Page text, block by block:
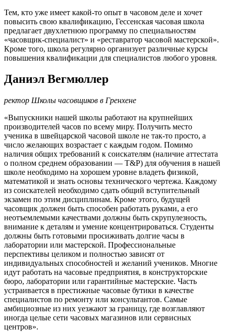
Тем, кто уже имеет какой-то опыт в часовом деле и хочет
повысить свою квалификацию, Гессенская часовая школа
предлагает двухлетнюю программу по специальностям
«часовщик-специалист» и «реставратор часовой мастерской».
Кроме того, школа регулярно организует различные курсы
повышения квалификации для специалистов любого уровня.
Даниэл Вегмюллер
ректор Школы часовщиков в Гренхене
«Выпускники нашей школы работают на крупнейших
производителей часов по всему миру. Получить место
ученика в швейцарской часовой школе не так-то просто, а
число желающих возрастает с каждым годом. Помимо
наличия общих требований к соискателям (наличие аттестата
о полном среднем образовании — T&P) для обучения в нашей
школе необходимо на хорошем уровне владеть физикой,
математикой и знать основы технического чертежа. Каждому
из соискателей необходимо сдать общий вступительный
экзамен по этим дисциплинам. Кроме этого, будущей
часовщик должен быть способен работать руками, а его
неотъемлемыми качествами должны быть скрупулезность,
внимание к деталям и умение концентрироваться. Студенты
должны быть готовыми просиживать долгие часы в
лаборатории или мастерской. Профессиональные
перспективы целиком и полностью зависят от
индивидуальных способностей и желаний учеников. Многие
идут работать на часовые предприятия, в конструкторские
бюро, лаборатории или гарантийные мастерские. Часть
устраивается в престижные часовые бутики в качестве
специалистов по ремонту или консультантов. Самые
амбициозные из них уезжают за границу, где возглавляют
иногда целые сети часовых магазинов или сервисных
центров».